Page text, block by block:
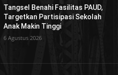
Tangsel Benahi Fasilitas PAUD,
Targetkan Partisipasi Sekolah
Anak Makin Tinggi
6 Agustus 2026